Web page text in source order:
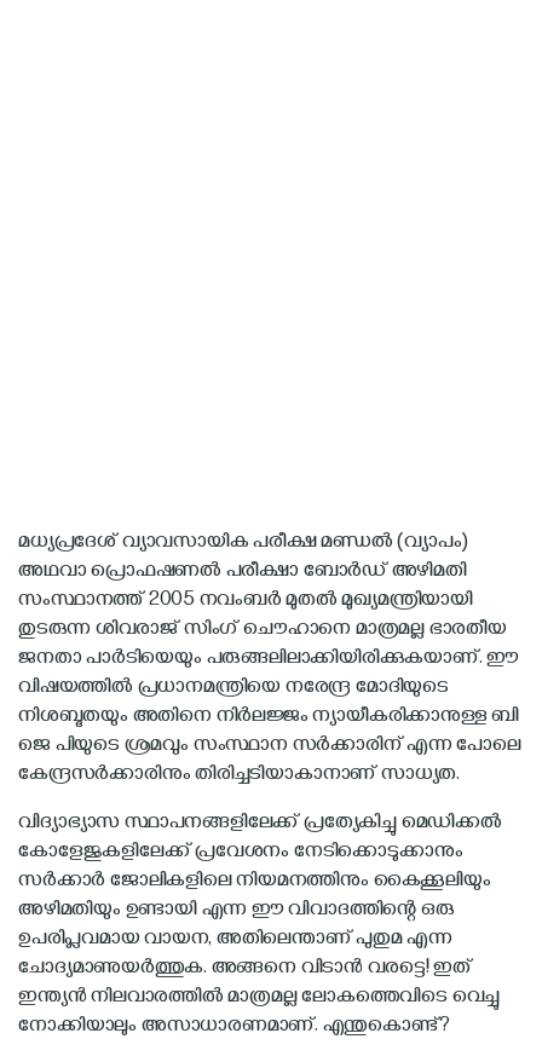
മധ്യപ്രദേശ് വ്യാവസായിക പരീക്ഷ മണ്ഡല്‍ (വ്യാപം)
അഥവാ പ്രൊഫഷണല്‍ പരീക്ഷാ ബോര്‍ഡ് അഴിമതി
സംസ്ഥാനത്ത് 2005 നവംബര്‍ മുതല്‍ മുഖ്യമന്ത്രിയായി
തുടരുന്ന ശിവരാജ് സിംഗ് ചൌഹാനെ മാത്രമല്ല ഭാരതീയ
ജനതാ പാര്‍ടിയെയും പരുങ്ങലിലാക്കിയിരിക്കുകയാണ്. ഈ
വിഷയത്തില്‍ പ്രധാനമന്ത്രിയെ നരേന്ദ്ര മോദിയുടെ
നിശബ്ദതയും അതിനെ നിര്‍ലജ്ജം ന്യായീകരിക്കാനുള്ള ബി
ജെ പിയുടെ ശ്രമവും സംസ്ഥാന സര്‍ക്കാരിന് എന്ന പോലെ
കേന്ദ്രസര്‍ക്കാരിനും തിരിച്ചടിയാകാനാണ് സാധ്യത.
വിദ്യാഭ്യാസ സ്ഥാപനങ്ങളിലേക്ക് പ്രത്യേകിച്ചു മെഡിക്കല്‍
കോളേജുകളിലേക്ക് പ്രവേശനം നേടിക്കൊടുക്കാനും
സര്‍ക്കാര്‍ ജോലികളിലെ നിയമനത്തിനും കൈക്കൂലിയും
അഴിമതിയും ഉണ്ടായി എന്ന ഈ വിവാദത്തിന്റെ ഒരു
ഉപരിപ്ലവമായ വായന, അതിലെന്താണ് പുതുമ എന്ന
ചോദ്യമാണുയര്‍ത്തുക. അങ്ങനെ വിടാന്‍ വരട്ടെ! ഇത്
ഇന്ത്യന്‍ നിലവാരത്തില്‍ മാത്രമല്ല ലോകത്തെവിടെ വെച്ചു
നോക്കിയാലും അസാധാരണമാണ്. എന്തുകൊണ്ട്?